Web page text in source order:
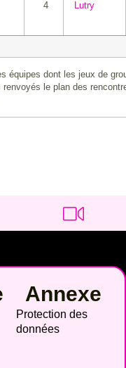
4 Lutry
équipes dont les jeux de
le plan des
Annexe
Protection des
données